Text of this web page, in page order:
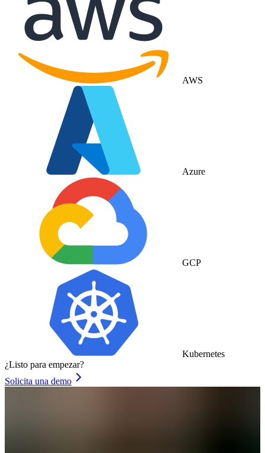
AWS
Azure
GCP
Kubernetes
¿Listo para empezar?
Solicita una demo